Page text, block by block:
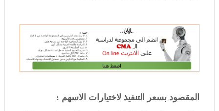
المقصود بسعر التنفيذ لاختيارات الاسهم :